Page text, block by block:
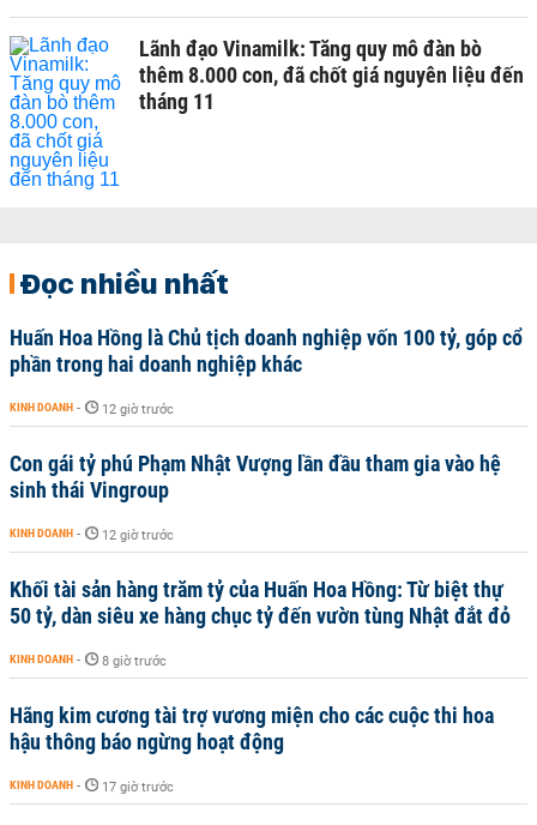
Lãnh đạo Vinamilk: Tăng quy mô đàn bò
thêm 8.000 con, đã chốt giá nguyên liệu đến
tháng 11
Đọc nhiều nhất
Huấn Hoa Hồng là Chủ tịch doanh nghiệp vốn 100 tỷ, góp cổ
phần trong hai doanh nghiệp khác
KINH DOANH - 12 giờ trước
Con gái tỷ phú Phạm Nhật Vượng lần đầu tham gia vào hệ
sinh thái Vingroup
KINH DOANH - 12 giờ trước
Khối tài sản hàng trăm tỷ của Huấn Hoa Hồng: Từ biệt thự
50 tỷ, dàn siêu xe hàng chục tỷ đến vườn tùng Nhật đắt đỏ
KINH DOANH - 8 giờ trước
Hãng kim cương tài trợ vương miện cho các cuộc thi hoa
hậu thông báo ngừng hoạt động
KINH DOANH - 17 giờ trước